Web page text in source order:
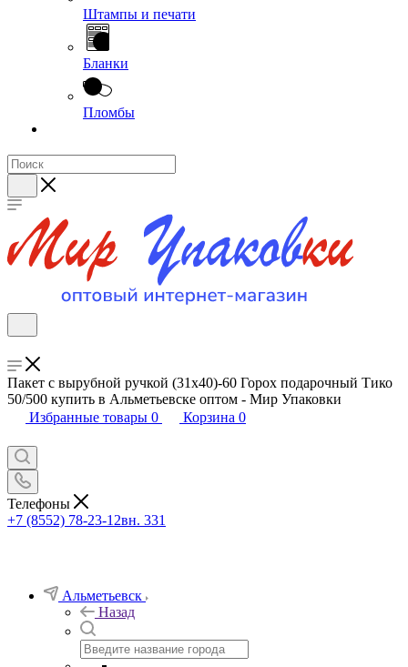
Штампы и печати
Бланки
Пломбы
Пакет с вырубной ручкой (31х40)-60 Горох подарочный Тико
50/500 купить в Альметьевске оптом - Мир Упаковки
Избранные товары 0 Корзина 0
Телефоны
+7 (8552) 78-23-12вн. 331
Альметьевск
Назад